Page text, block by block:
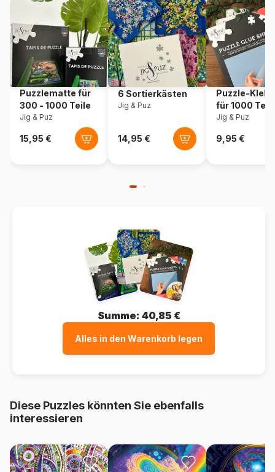
Artikelnummer Yazz-3841
EAN 8699375067590
Teileanzahl 1023 Teile
Maße 60 x 60 cm
Puzzlematte für
300 - 1000 Teile
Jig & Puz
6 Sortierkästen
Jig & Puz
Puzzle-
für 1000
Jig & Puz
Summe: 40,85 €
Alles in den Warenkorb legen
Diese Puzzles könnten Sie ebenfalls
interessieren